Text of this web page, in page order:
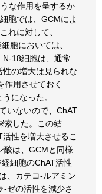
な作用を呈するか
胞では、GCMによ
れに対して、
胞においては、
18細胞は、通常
の増大は見られな
作用させておく
になった。
いないので、ChAT
索した。この結
性を増大させるこ
酸は、GCMと同様
細胞のChAT活性
、カテコ-ルアミン
-ゼの活性を減少さ